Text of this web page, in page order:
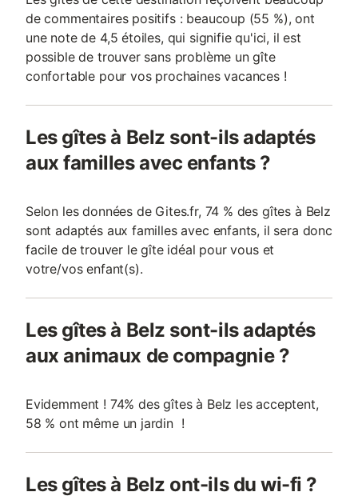
de commentaires positifs : beaucoup (55 %), ont
une note de 4,5 étoiles, qui signifie qu'ici, il est
possible de trouver sans problème un gîte
confortable pour vos prochaines vacances !
Les gîtes à Belz sont-ils adaptés
aux familles avec enfants ?
Selon les données de Gites.fr, 74 % des gîtes à Belz
sont adaptés aux familles avec enfants, il sera donc
facile de trouver le gîte idéal pour vous et
votre/vos enfant(s).
Les gîtes à Belz sont-ils adaptés
aux animaux de compagnie ?
Evidemment ! 74% des gîtes à Belz les acceptent,
58 % ont même un jardin !
Les gîtes à Belz ont-ils du wi-fi ?